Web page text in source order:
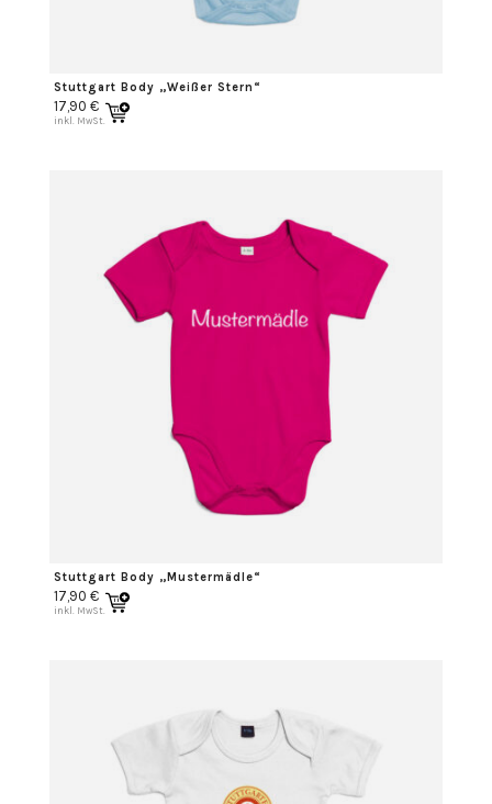
Stuttgart Body „Weißer Stern“
17,90 €
inkl. MwSt.
Stuttgart Body „Mustermädle“
17,90 €
inkl. MwSt.